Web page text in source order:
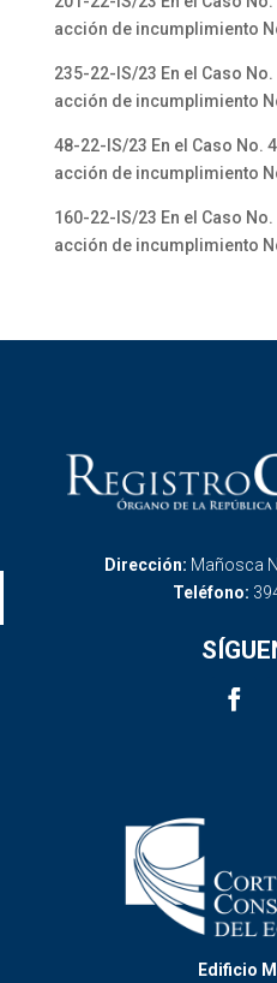
acción de incumplimiento
235-22-IS/23 En el Caso
acción de incumplimiento
48-22-IS/23 En el Caso No.
acción de incumplimiento
160-22-IS/23 En el Caso
acción de incumplimiento
Dirección: Mañosca
Teléfono:
Edificio